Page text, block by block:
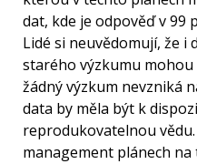
dat, kde je odpověď v 99
Lidé si neuvědomují, že i
starého výzkumu
žádný výzkum nevzniká
data by měla být k
reprodukovatelnou
management plánech